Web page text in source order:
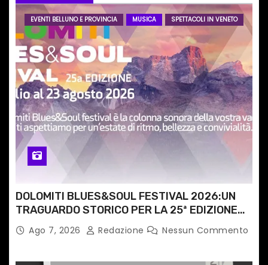
r
t
i
c
o
l
i
EVENTI BELLUNO E PROVINCIA MUSICA SPETTACOLI IN VENETO
DOLOMITI BLUES&SOUL FESTIVAL 2026:UN
TRAGUARDO STORICO PER LA 25ª EDIZIONE
TRA LE CIME PATRIMONIO UNESCO
Ago 7, 2026 Redazione Nessun Commento